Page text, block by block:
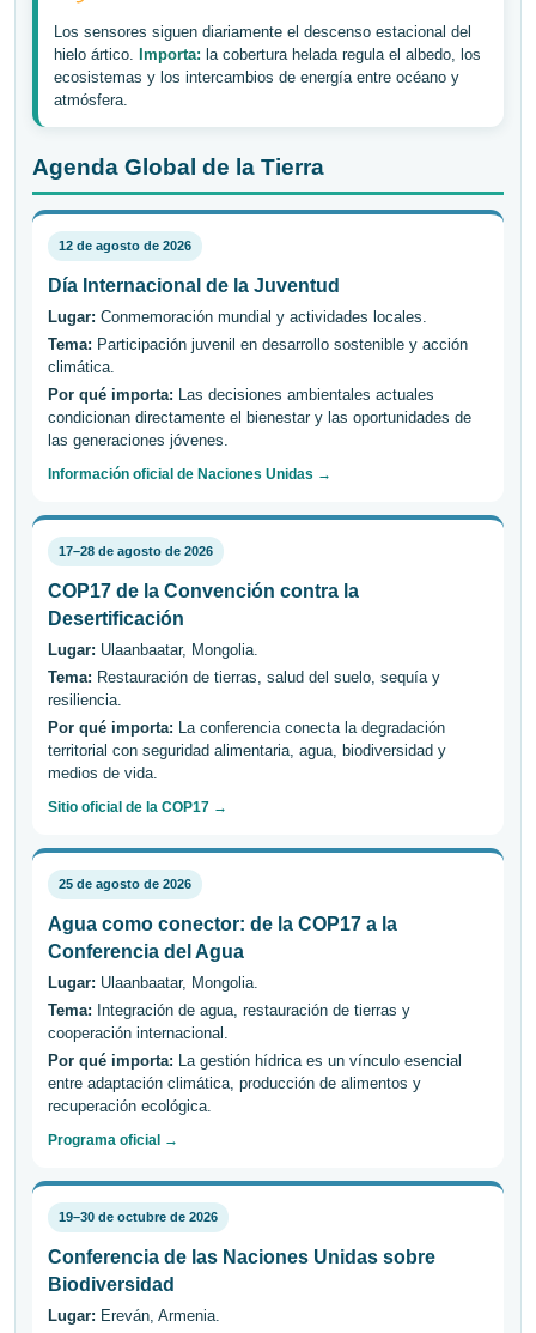
Los sensores siguen diariamente el descenso estacional del
hielo ártico. Importa: la cobertura helada regula el albedo, los
ecosistemas y los intercambios de energía entre océano y
atmósfera.
Agenda Global de la Tierra
12 de agosto de 2026
Día Internacional de la Juventud
Lugar: Conmemoración mundial y actividades locales.
Tema: Participación juvenil en desarrollo sostenible y acción
climática.
Por qué importa: Las decisiones ambientales actuales
condicionan directamente el bienestar y las oportunidades de
las generaciones jóvenes.
Información oficial de Naciones Unidas →
17–28 de agosto de 2026
COP17 de la Convención contra la
Desertificación
Lugar: Ulaanbaatar, Mongolia.
Tema: Restauración de tierras, salud del suelo, sequía y
resiliencia.
Por qué importa: La conferencia conecta la degradación
territorial con seguridad alimentaria, agua, biodiversidad y
medios de vida.
Sitio oficial de la COP17 →
25 de agosto de 2026
Agua como conector: de la COP17 a la
Conferencia del Agua
Lugar: Ulaanbaatar, Mongolia.
Tema: Integración de agua, restauración de tierras y
cooperación internacional.
Por qué importa: La gestión hídrica es un vínculo esencial
entre adaptación climática, producción de alimentos y
recuperación ecológica.
Programa oficial →
19–30 de octubre de 2026
Conferencia de las Naciones Unidas sobre
Biodiversidad
Lugar: Ereván, Armenia.